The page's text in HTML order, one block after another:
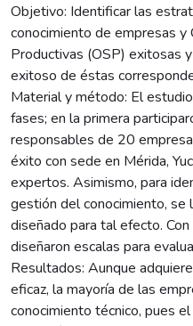
Objetivo: Identificar las
conocimiento de empresas y
Productivas (OSP) exitosas
exitoso de éstas
Material y método: El
fases; en la primera
responsables de 20
éxito con sede en Mérida,
expertos. Asimismo, para
gestión del conocimiento, se
diseñado para tal efecto.
diseñaron escalas para
Resultados: Aunque
eficaz, la mayoría de las
conocimiento técnico, pues